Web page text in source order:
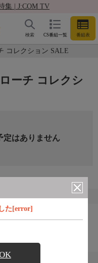
集 | J:COM TV
CS番組一覧 番組表
検索
コレクション SALE
た[error]
ーチ コレクシ
定はありません